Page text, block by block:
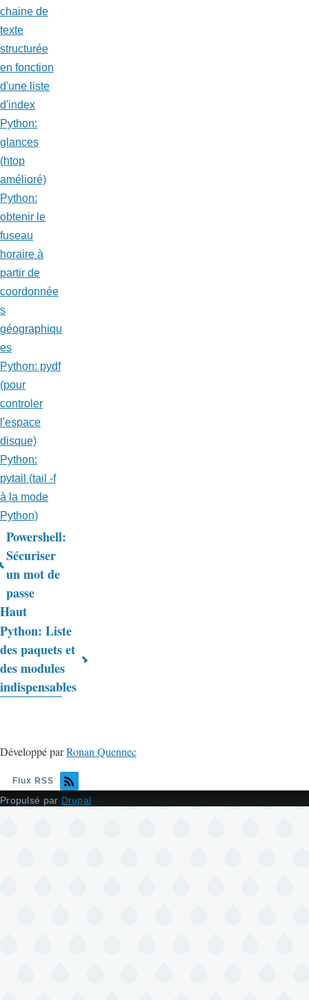
chaine de
texte
structurée
en fonction
d'une liste
d'index
Python:
glances
(htop
amélioré)
Python:
obtenir le
fuseau
horaire à
partir de
coordonnée
s
géographiqu
es
Python: pydf
(pour
controler
l'espace
disque)
Python:
pytail (tail -f
à la mode
Python)
Liens
transversaux
de
livre
pour
Trucs
&
Powershell:
Sécuriser
un mot de
passe
Haut
Python: Liste
des paquets et
des modules
indispensables
Développé parRonan Quennec
Flux RSS
Propulsé par Drupal